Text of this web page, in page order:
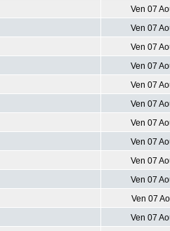
Ven 07
Ven 07
Ven 07
Ven 07
Ven 07
Ven 07
Ven 07
Ven 07
Ven 07
Ven 07
Ven 07
Ven 07